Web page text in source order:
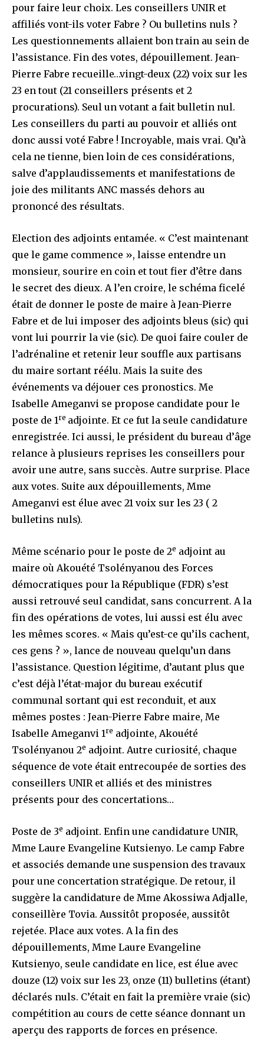
pour faire leur choix. Les conseillers UNIR et
affiliés vont-ils voter Fabre ? Ou bulletins nuls ?
Les questionnements allaient bon train au sein de
l’assistance. Fin des votes, dépouillement. Jean-
Pierre Fabre recueille…vingt-deux (22) voix sur les
23 en tout (21 conseillers présents et 2
procurations). Seul un votant a fait bulletin nul.
Les conseillers du parti au pouvoir et alliés ont
donc aussi voté Fabre ! Incroyable, mais vrai. Qu’à
cela ne tienne, bien loin de ces considérations,
salve d’applaudissements et manifestations de
joie des militants ANC massés dehors au
prononcé des résultats.
Election des adjoints entamée. « C’est maintenant
que le game commence », laisse entendre un
monsieur, sourire en coin et tout fier d’être dans
le secret des dieux. A l’en croire, le schéma ficelé
était de donner le poste de maire à Jean-Pierre
Fabre et de lui imposer des adjoints bleus (sic) qui
vont lui pourrir la vie (sic). De quoi faire couler de
l’adrénaline et retenir leur souffle aux partisans
du maire sortant réélu. Mais la suite des
événements va déjouer ces pronostics. Me
Isabelle Ameganvi se propose candidate pour le
poste de 1 re adjointe. Et ce fut la seule candidature
enregistrée. Ici aussi, le président du bureau d’âge
relance à plusieurs reprises les conseillers pour
avoir une autre, sans succès. Autre surprise. Place
aux votes. Suite aux dépouillements, Mme
Ameganvi est élue avec 21 voix sur les 23 ( 2
bulletins nuls).
Même scénario pour le poste de 2e adjoint au
maire où Akouété Tsolényanou des Forces
démocratiques pour la République (FDR) s’est
aussi retrouvé seul candidat, sans concurrent. A la
fin des opérations de votes, lui aussi est élu avec
les mêmes scores. « Mais qu’est-ce qu’ils cachent,
ces gens ? », lance de nouveau quelqu’un dans
l’assistance. Question légitime, d’autant plus que
c’est déjà l’état-major du bureau exécutif
communal sortant qui est reconduit, et aux
mêmes postes : Jean-Pierre Fabre maire, Me
Isabelle Ameganvi 1 re adjointe, Akouété
Tsolényanou 2e adjoint. Autre curiosité, chaque
séquence de vote était entrecoupée de sorties des
conseillers UNIR et alliés et des ministres
présents pour des concertations…
Poste de 3e adjoint. Enfin une candidature UNIR,
Mme Laure Evangeline Kutsienyo. Le camp Fabre
et associés demande une suspension des travaux
pour une concertation stratégique. De retour, il
suggère la candidature de Mme Akossiwa Adjalle,
conseillère Tovia. Aussitôt proposée, aussitôt
rejetée. Place aux votes. A la fin des
dépouillements, Mme Laure Evangeline
Kutsienyo, seule candidate en lice, est élue avec
douze (12) voix sur les 23, onze (11) bulletins (étant)
déclarés nuls. C’était en fait la première vraie (sic)
compétition au cours de cette séance donnant un
aperçu des rapports de forces en présence.